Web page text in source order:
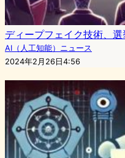
ディープフェイク技術、
AI（人工知能）ニュース
2024年2月26日4:56